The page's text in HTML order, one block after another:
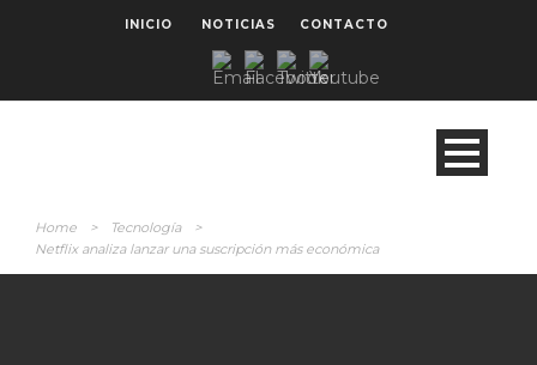
INICIO NOTICIAS CONTACTO
Home > Tecnología
>
Netflix analiza lanzar una suscripción más económica